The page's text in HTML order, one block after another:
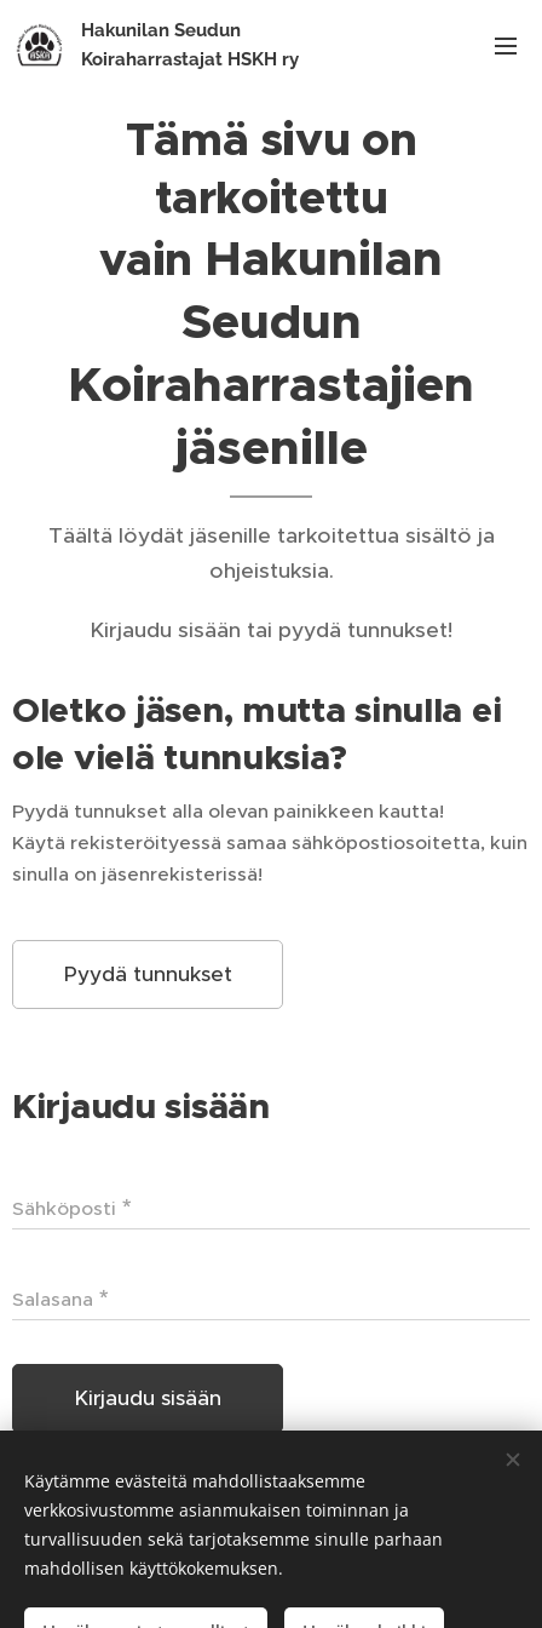
Hakunilan Seudun
Koiraharrastajat HSKH ry
Tämä sivu on
tarkoitettu
vain Hakunilan
Seudun
Koiraharrastajien
jäsenille
Täältä löydät jäsenille tarkoitettua sisältö ja
ohjeistuksia.
Kirjaudu sisään tai pyydä tunnukset!
Oletko jäsen, mutta sinulla ei
ole vielä tunnuksia?
Pyydä tunnukset alla olevan painikkeen kautta!
Käytä rekisteröityessä samaa sähköpostiosoitetta, kuin
sinulla on jäsenrekisterissä!
Pyydä tunnukset
Kirjaudu sisään
Sähköposti
Salasana
Kirjaudu sisään
Unohditko salasanasi?
Hakunilan Seudun Koiraharrastajat HSKH ry
Käytämme evästeitä mahdollistaaksemme
verkkosivustomme asianmukaisen toiminnan ja
turvallisuuden sekä tarjotaksemme sinulle parhaan
mahdollisen käyttökokemuksen.